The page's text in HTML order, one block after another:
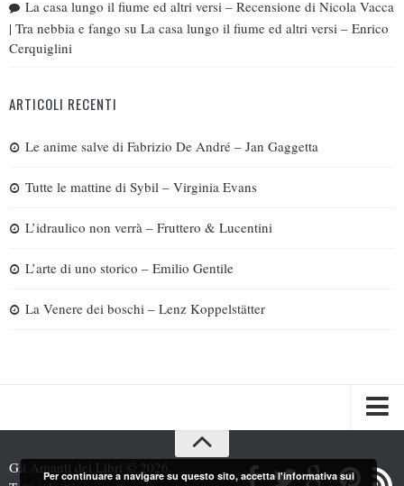
La casa lungo il fiume ed altri versi – Recensione di Nicola Vacca
| Tra nebbia e fango su La casa lungo il fiume ed altri versi – Enrico
Cerquiglini
ARTICOLI RECENTI
Le anime salve di Fabrizio De André – Jan Gaggetta
Tutte le mattine di Sybil – Virginia Evans
L’idraulico non verrà – Fruttero & Lucentini
L’arte di uno storico – Emilio Gentile
La Venere dei boschi – Lenz Koppelstätter
Recensioni
Gli Amanti dei Libri © 2026.
Per continuare a navigare su questo sito, accetta l'informativa sui